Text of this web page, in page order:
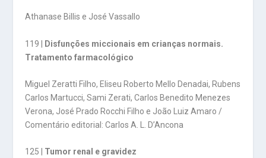
Athanase Billis e José Vassallo
119 | Disfunções miccionais em crianças normais.
Tratamento farmacológico
Miguel Zeratti Filho, Eliseu Roberto Mello Denadai, Rubens
Carlos Martucci, Sami Zerati, Carlos Benedito Menezes
Verona, José Prado Rocchi Filho e João Luiz Amaro /
Comentário editorial: Carlos A. L. D’Ancona
125 | Tumor renal e gravidez